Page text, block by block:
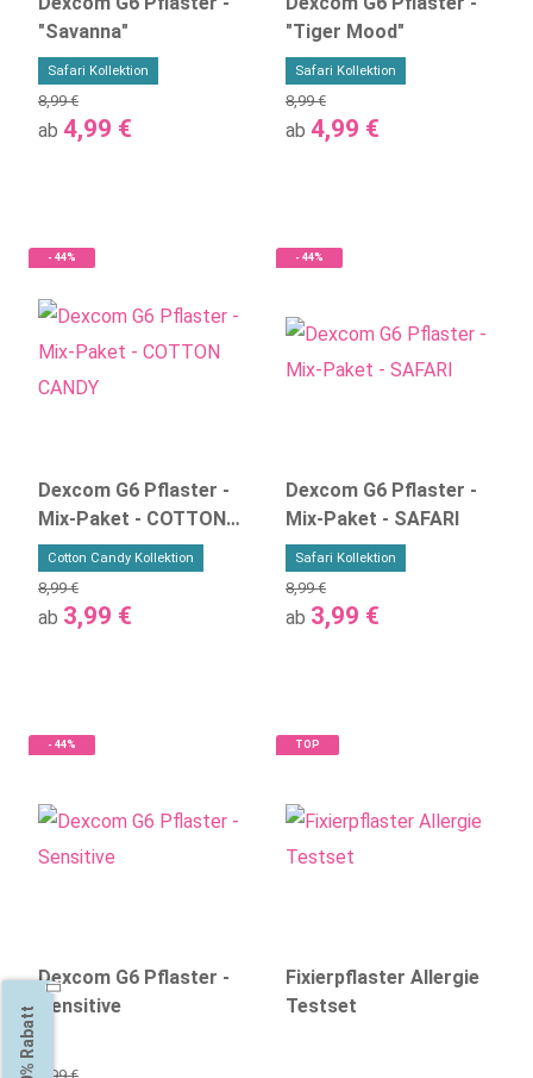
"Savanna"
Safari Kollektion
ab 4,99 €
8,99 €
"Tiger Mood"
Safari Kollektion
ab 4,99 €
8,99 €
- 44%
Dexcom G6 Pflaster -
Mix-Paket - COTTON
CANDY
Cotton Candy Kollektion
ab 3,99 €
8,99 €
- 44%
Dexcom G6 Pflaster -
Mix-Paket - SAFARI
Safari Kollektion
ab 3,99 €
8,99 €
- 44%
Dexcom G6 Pflaster -
Sensitive
TOP
Fixierpflaster Allergie
Testset
20% Rabatt